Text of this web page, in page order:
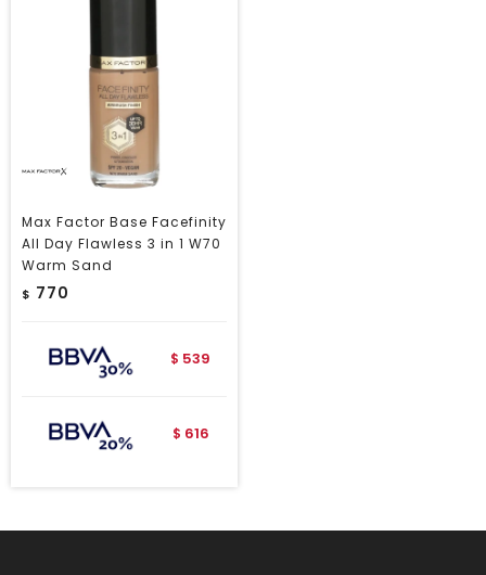
Max Factor Base Facefinity
All Day Flawless 3 in 1 W70
Warm Sand
$ 770
$ 539
$ 616